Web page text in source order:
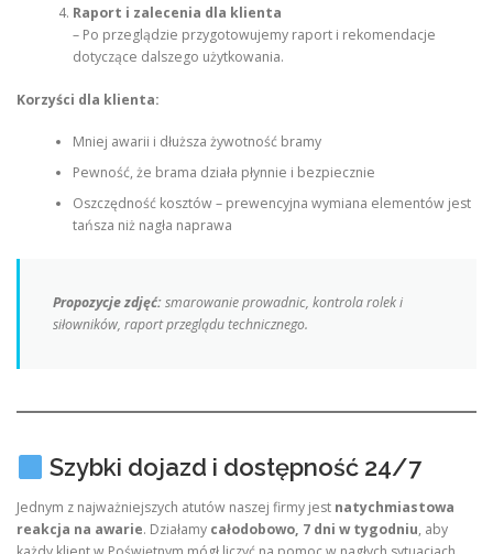
Raport i zalecenia dla klienta
– Po przeglądzie przygotowujemy raport i rekomendacje
dotyczące dalszego użytkowania.
Korzyści dla klienta:
Mniej awarii i dłuższa żywotność bramy
Pewność, że brama działa płynnie i bezpiecznie
Oszczędność kosztów – prewencyjna wymiana elementów jest
tańsza niż nagła naprawa
Propozycje zdjęć:smarowanie prowadnic, kontrola rolek i
siłowników, raport przeglądu technicznego.
Szybki dojazd i dostępność 24/7
Jednym z najważniejszych atutów naszej firmy jest natychmiastowa
reakcja na awarie. Działamy całodobowo, 7 dni w tygodniu, aby